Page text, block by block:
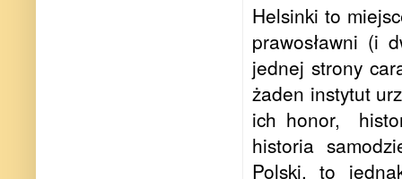
Helsinki to
prawosławni (i
jednej strony
żaden instytut
ich honor,
historia
Polski, to